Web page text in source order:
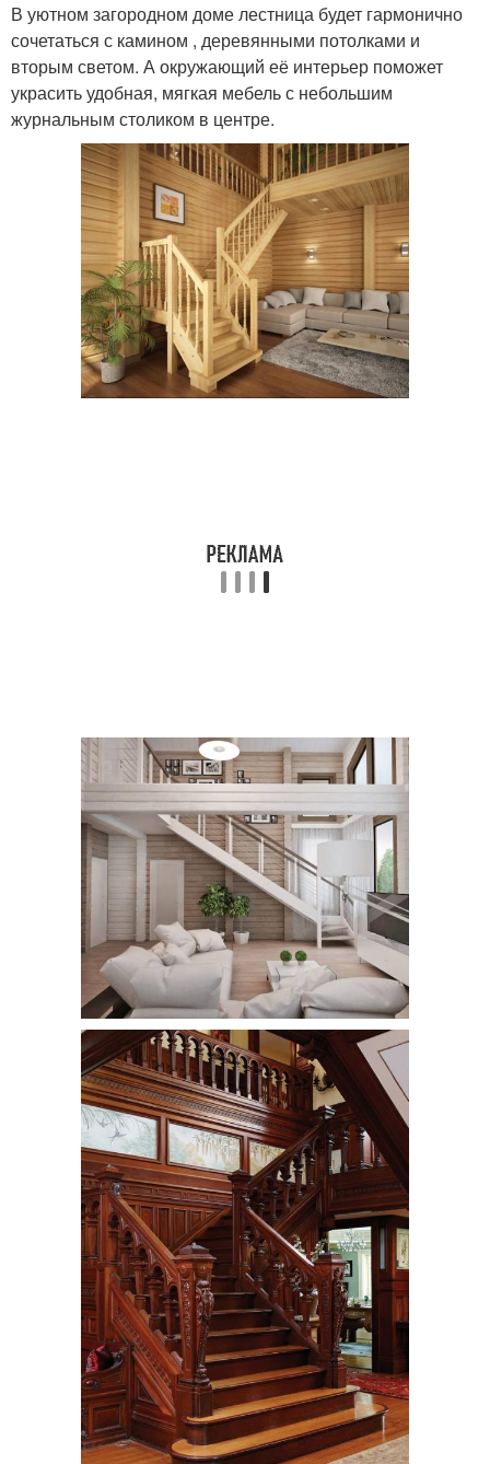
В уютном загородном доме лестница будет гармонично
сочетаться с камином , деревянными потолками и
вторым светом. А окружающий её интерьер поможет
украсить удобная, мягкая мебель с небольшим
журнальным столиком в центре.